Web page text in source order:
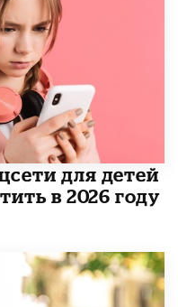
для детей
в 2026 году